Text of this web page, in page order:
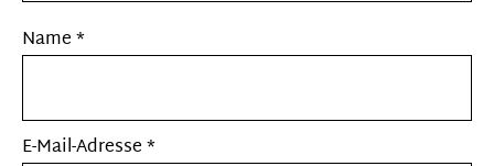
Name*
E-Mail-Adresse*